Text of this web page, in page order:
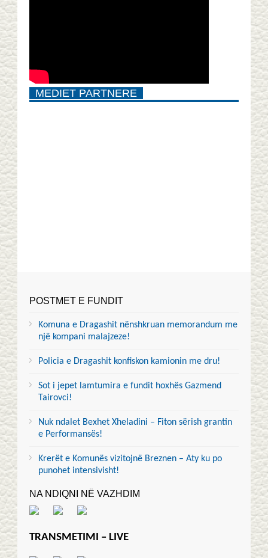
MEDIET PARTNERE
POSTMET E FUNDIT
Komuna e Dragashit nënshkruan memorandum me
një kompani malajzeze!
Policia e Dragashit konfiskon kamionin me dru!
Sot i jepet lamtumira e fundit hoxhës Gazmend
Tairovci!
Nuk ndalet Bexhet Xheladini – Fiton sërish grantin
e Performansës!
Krerët e Komunës vizitojnë Breznen – Aty ku po
punohet intensivisht!
NA NDIQNI NË VAZHDIM
TRANSMETIMI – LIVE